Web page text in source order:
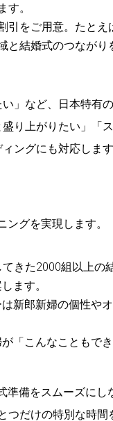
。
をご用意。たとえ
結婚式のつながり
」など、日本特有
り上がりたい」「
ングにも対応します
グを実現します。
きた2000組以上の
ます。
新郎新婦の個性や
「こんなこともで
備をスムーズにし
だけの特別な時間